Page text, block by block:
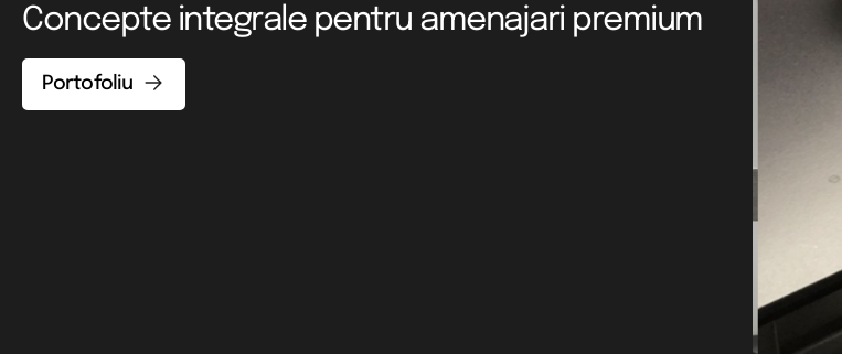
Concepte integrale pentru amenajari premium
Portofoliu